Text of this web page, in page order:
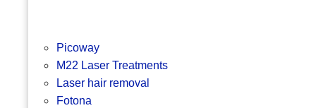
Picoway
M22 Laser Treatments
Laser hair removal
Fotona